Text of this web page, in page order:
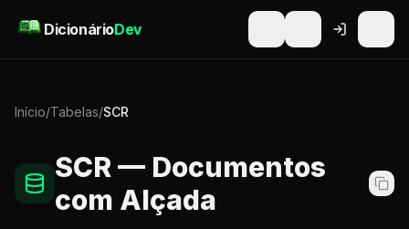
DicionárioDev
Início/Tabelas/SCR
SCR — Documentos
com Alçada